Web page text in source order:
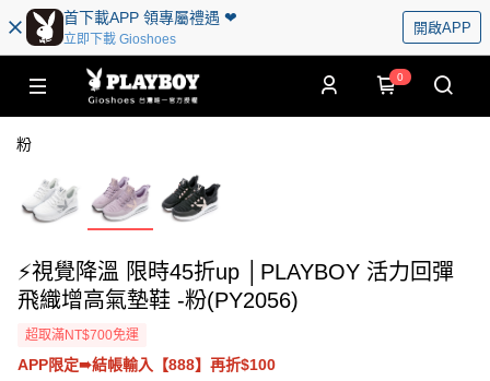
首下載APP 領專屬禮遇 ❤︎
立即下載 Gioshoes
開啟APP
0
粉
⚡視覺降溫 限時45折up │PLAYBOY 活力回彈
飛織增高氣墊鞋 -粉(PY2056)
超取滿NT$700免運
APP限定➠結帳輸入【888】再折$100